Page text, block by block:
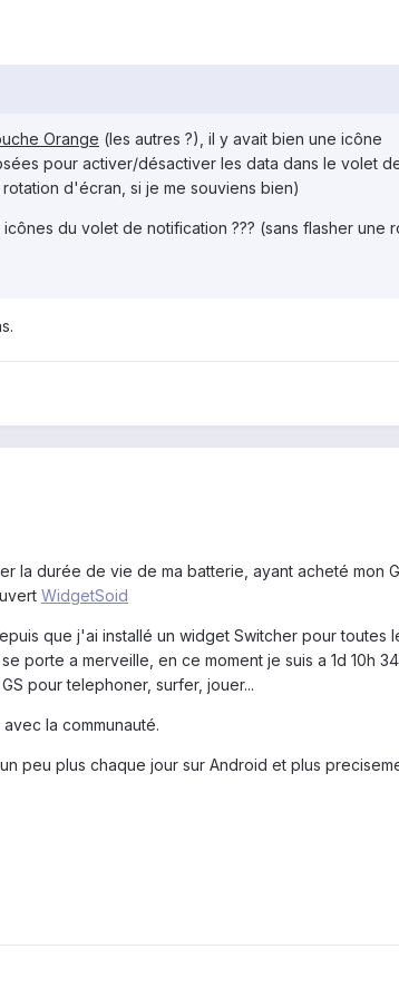
Orange (les autres ?), il y avait bien une icône
pour activer/désactiver les data dans le volet
d'écran, si je me souviens bien)
du volet de notification ??? (sans flasher une
la durée de vie de ma batterie, ayant acheté mon
WidgetSoid
que j'ai installé un widget Switcher pour toutes
porte a merveille, en ce moment je suis a 1d 10h
pour telephoner, surfer, jouer...
la communauté.
peu plus chaque jour sur Android et plus